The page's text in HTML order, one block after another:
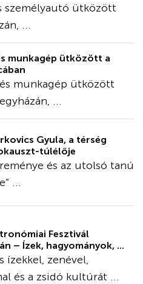
személyautó ütközött
...
munkagép ütközött a
munkagép ütközött
...
Gyula, a térség
túlélője
reménye és az utolsó tanú
...
Fesztivál
– Ízek, hagyományok, ...
ízekkel, zenével,
és a zsidó kultúrát ...